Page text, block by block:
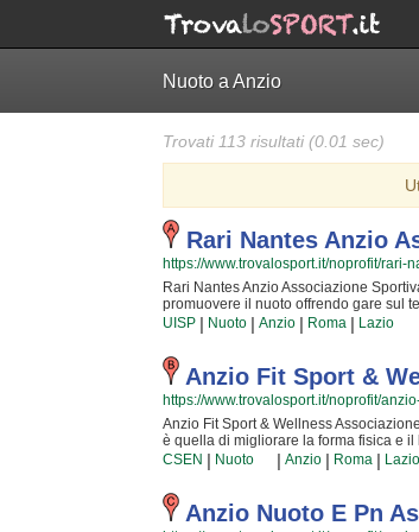
Nuoto a Anzio
Trovati 113 risultati (0.01 sec)
Rari Nantes Anzio
https://www.trovalosport.it/noprofit/rari-
Rari Nantes Anzio Associazione
promuovere il nuoto offrendo gare sul
delle capacità motorie e fisiche degli
quotidianamente affrontando sfide
sono in grado di trasmettere quei
La passione, i sacrifici e la continua
sport unico e da cui si viene
famiglia in cui potrai trovare nuovi
semplicemente informarti sui loro
nella pagina.
UISP | Nuoto | Anzio | Roma | Lazio
Anzio Fit Sport &
https://www.trovalosport.it/noprofit/
Anzio Fit Sport & Wellness
è quella di migliorare la forma fisica e
Le loro attività servono a sviluppare le
maggior sicurezza individuale
aggiornano costantemente
Il risultato e il divertimento che
iniziato, non potrete più rinunciarvi!
CSEN | Nuoto | Anzio | Roma | Lazio
Anzio Nuoto E Pn